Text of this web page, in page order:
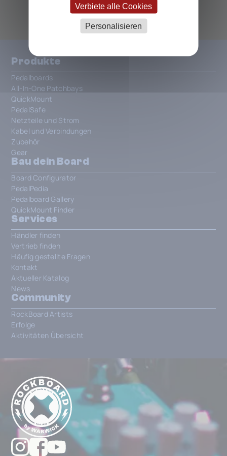
Verbiete alle Cookies
Personalisieren
Produkte
Pedalboards
All-In-One Patchbays
QuickMount
PedalSafe
Netzteile und Strom
Kabel und Verbindungen
Zubehör
Gear
Bau dein Board
Board Configurator
PedalPedia
Pedalboard Gallery
QuickMount Finder
Services
Händler finden
Vertrieb finden
Häufig gestellte Fragen
Kontakt
Aktueller Katalog
News
Community
RockBoard Artists
Erfolge
Aktivitäten Übersicht